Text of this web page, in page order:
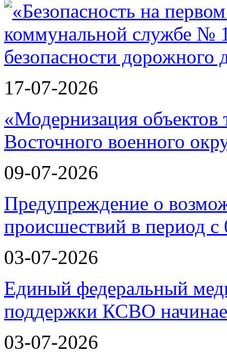
17-07-2026
«Модернизация объектов
Восточного военного
09-07-2026
Предупреждение о
происшествий в период
03-07-2026
Единый федеральный
поддержки КСВО
03-07-2026